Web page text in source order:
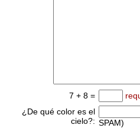
7 + 8 =
¿De qué color es el
cielo?: SPAM)